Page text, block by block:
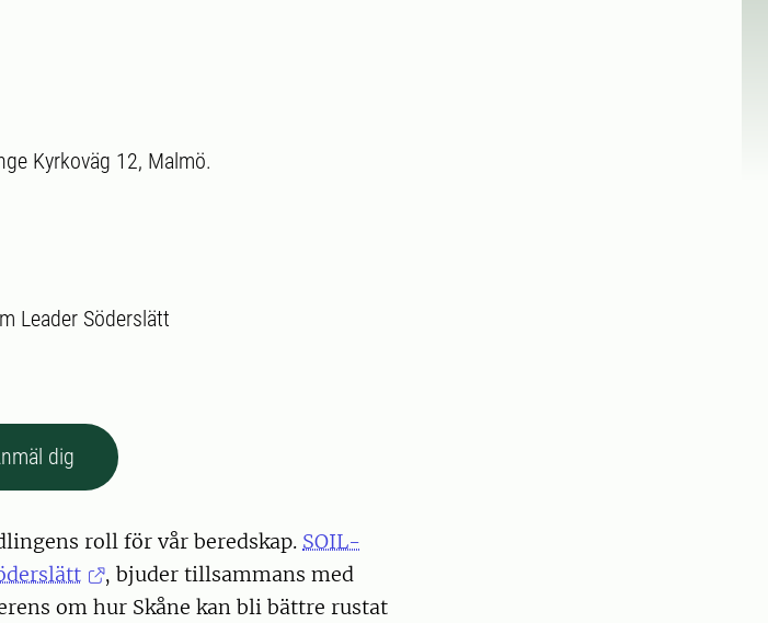
Kyrkoväg 12, Malmö.
Leader Söderslätt
dig
roll för vår beredskap. SOIL-
, bjuder tillsammans med
om hur Skåne kan bli bättre rustat